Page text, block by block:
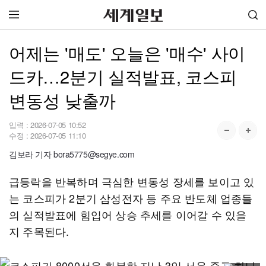
어제는 '매도' 오늘은 '매수' 사이
드카…2분기 실적발표, 코스피
변동성 낮출까
입력 : 2026-07-05 10:52
수정 : 2026-07-05 11:10
김보라 기자 bora5775@segye.com
급등락을 반복하며 극심한 변동성 장세를 보이고 있
는 코스피가 2분기 삼성전자 등 주요 반도체 업종들
의 실적발표에 힘입어 상승 추세를 이어갈 수 있을
지 주목된다.